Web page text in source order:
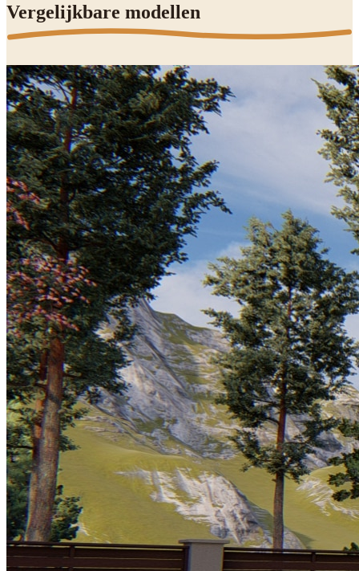
Vergelijkbare modellen